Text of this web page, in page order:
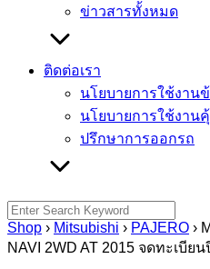
ข่าวสารทั้งหมด
ติดต่อเรา
นโยบายการใช้งาน
นโยบายการใช้งาน
ปรึกษาการออกรถ
Search
for:
Shop › Mitsubishi › PAJERO ›
NAVI 2WD AT 2015 จดทะเบียน